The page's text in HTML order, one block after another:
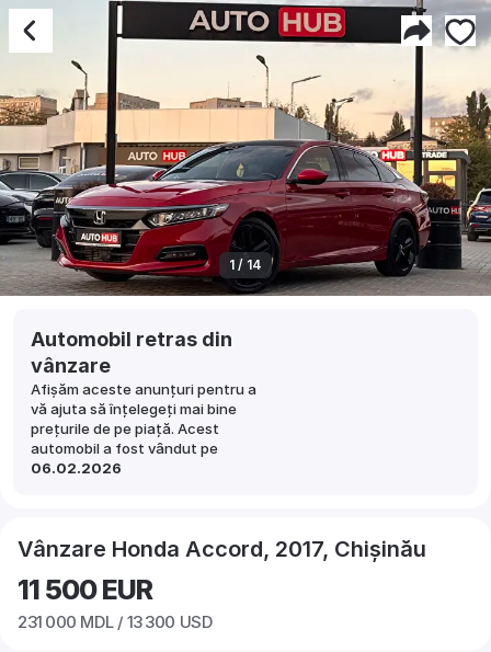
1 / 14
Automobil retras din
vânzare
Afișăm aceste anunțuri pentru a
vă ajuta să înțelegeți mai bine
prețurile de pe piață. Acest
automobil a fost vândut pe
06.02.2026
Vânzare Honda Accord, 2017, Chișinău
11 500EUR
231 000 MDL / 13 300 USD